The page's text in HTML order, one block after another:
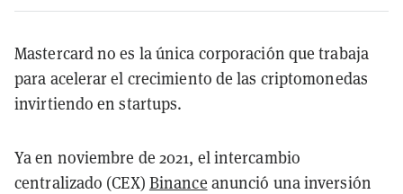
Mastercard no es la única corporación que trabaja
para acelerar el crecimiento de las criptomonedas
invirtiendo en startups.
Ya en noviembre de 2021, el intercambio
centralizado (CEX) Binance anunció una inversión